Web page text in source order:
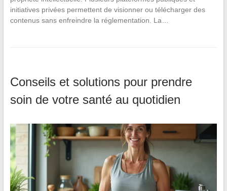
initiatives privées permettent de visionner ou télécharger des
contenus sans enfreindre la réglementation. La…
Conseils et solutions pour prendre
soin de votre santé au quotidien